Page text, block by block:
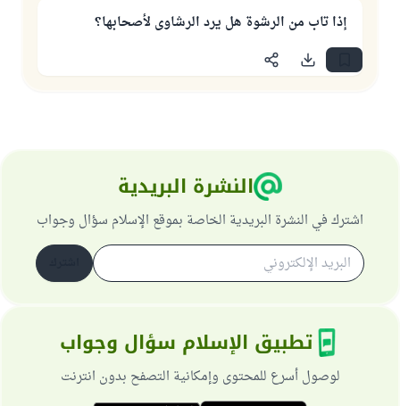
إذا تاب من الرشوة هل يرد الرشاوى لأصحابها؟
النشرة البريدية
اشترك في النشرة البريدية الخاصة بموقع الإسلام سؤال وجواب
تطبيق الإسلام سؤال وجواب
لوصول أسرع للمحتوى وإمكانية التصفح بدون انترنت